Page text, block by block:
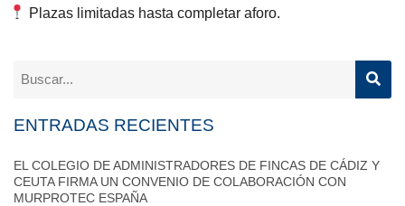
Plazas limitadas hasta completar aforo.
ENTRADAS RECIENTES
EL COLEGIO DE ADMINISTRADORES DE FINCAS DE CÁDIZ Y
CEUTA FIRMA UN CONVENIO DE COLABORACIÓN CON
MURPROTEC ESPAÑA